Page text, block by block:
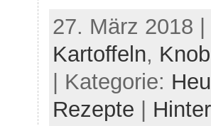
27. März 2018
Kartoffeln,
| Kategorie:
Rezepte |